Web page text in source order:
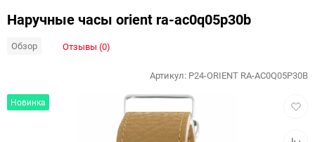
Наручные часы orient ra-ac0q05p30b
Обзор Отзывы (0)
Новинка
Артикул: P24-ORIENT RA-AC0Q05P30B